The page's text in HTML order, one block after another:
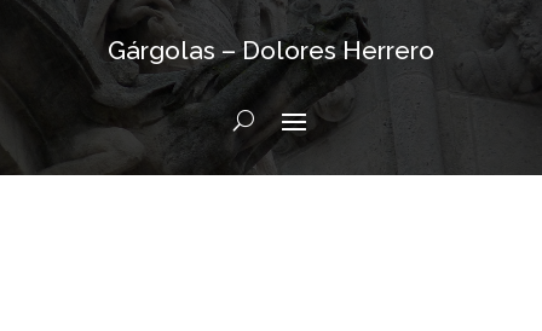
Gárgolas – Dolores Herrero